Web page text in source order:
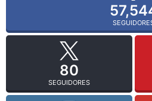
80
SEGUIDORES